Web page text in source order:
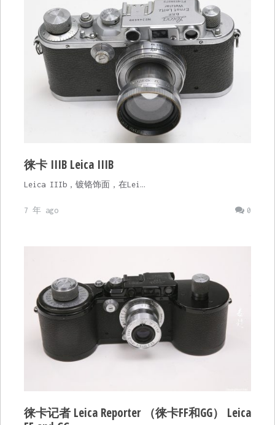
徕卡 IIIB Leica IIIB
Leica IIIb，镀铬饰面，在Lei…
0
7 年 ago
徕卡记者 Leica Reporter （徕卡FF和GG） Leica